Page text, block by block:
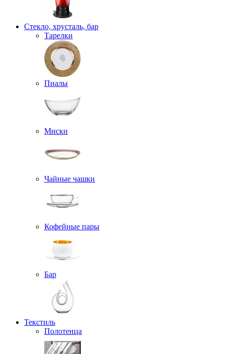
Стекло, хрусталь, бар
Тарелки
Пиалы
Миски
Чайные чашки
Кофейные пары
Бар
Текстиль
Полотенца